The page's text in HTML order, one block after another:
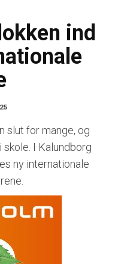
ind
slut for mange, og
I Kalundborg
ny internationale